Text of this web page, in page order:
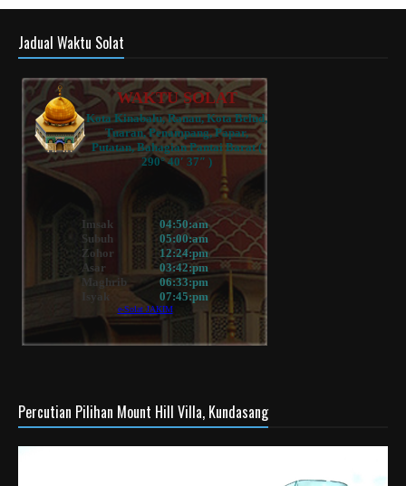
Jadual Waktu Solat
Percutian Pilihan Mount Hill Villa, Kundasang